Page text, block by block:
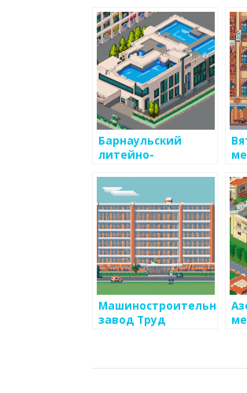
Барнаульский
литейно-
Машиностроительный
завод Труд